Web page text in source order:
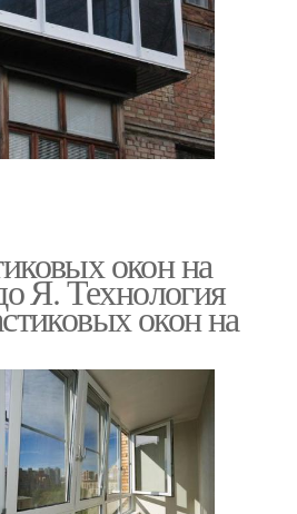
окон на
Я. Технология
окон на